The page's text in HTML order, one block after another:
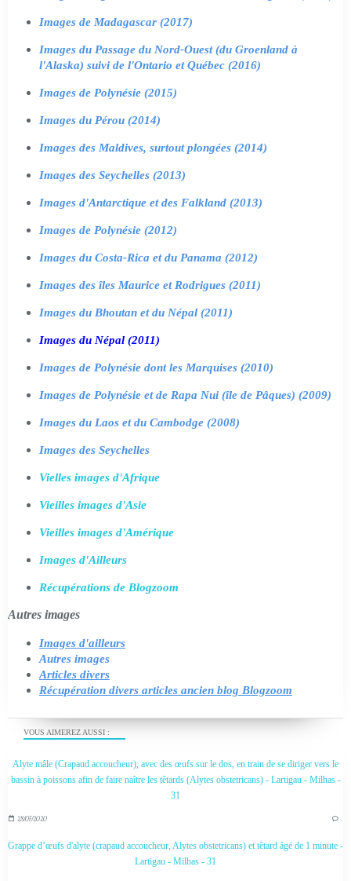
VOUS AIMEREZ AUSSI :
Alyte mâle (Crapaud accoucheur), avec des œufs sur le dos, en train de se diriger vers le
bassin à poissons afin de faire naître les têtards (Alytes obstetricans) - Lartigau - Milhas -
31
28/07/2020 …
Grappe d’œufs d'alyte (crapaud accoucheur, Alytes obstetricans) et têtard âgé de 1 minute -
Lartigau - Milhas - 31
Images de Madagascar (2017)
Images du Passage du Nord-Ouest (du Groenland à
l'Alaska) suivi de l'Ontario et Québec (2016)
Images de Polynésie (2015)
Images du Pérou (2014)
Images des Maldives, surtout plongées (2014)
Images des Seychelles (2013)
Images d'Antarctique et des Falkland (2013)
Images de Polynésie (2012)
Images du Costa-Rica et du Panama (2012)
Images des îles Maurice et Rodrigues (2011)
Images du Bhoutan et du Népal (2011)
Images du Népal (2011)
Images de Polynésie dont les Marquises (2010)
Images de Polynésie et de Rapa Nui (île de Pâques) (2009)
Images du Laos et du Cambodge (2008)
Images des Seychelles
Vielles images d'Afrique
Vieilles images d'Asie
Vieilles images d'Amérique
Images d'Ailleurs
Récupérations de Blogzoom
Autres images
Images d'ailleurs
Autres images
Articles divers
Récupération divers articles ancien blog Blogzoom